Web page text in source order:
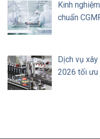
Kinh
chuẩn
Dịch vụ
2026 tối ưu